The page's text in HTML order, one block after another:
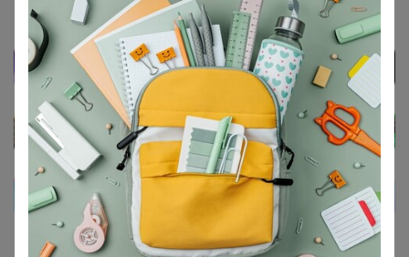
Студентка , Здравствуйте, ок